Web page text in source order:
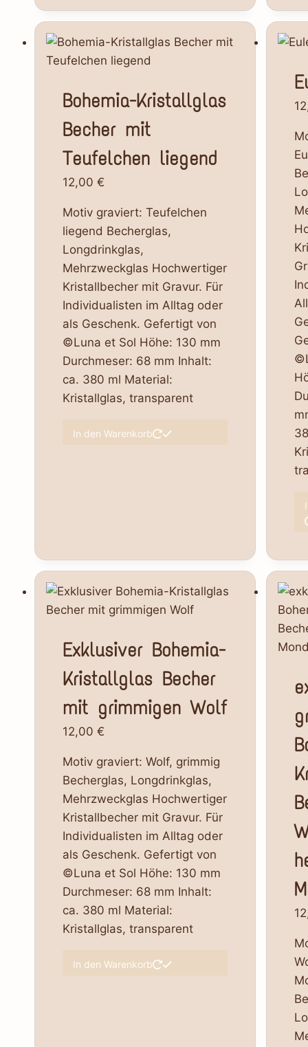
Bohemia-Kristallglas
Becher mit
Teufelchen liegend
12,00 €
Motiv graviert: Teufelchen
liegend Becherglas,
Longdrinkglas,
Mehrzweckglas Hochwertiger
Kristallbecher mit Gravur. Für
Individualisten im Alltag oder
als Geschenk. Gefertigt von
©Luna et Sol Höhe: 130 mm
Durchmeser: 68 mm Inhalt:
ca. 380 ml Material:
Kristallglas, transparent
In den Warenkorb
Exklusiver Bohemia-
Kristallglas Becher
mit grimmigen Wolf
12,00 €
Motiv graviert: Wolf, grimmig
Becherglas, Longdrinkglas,
Mehrzweckglas Hochwertiger
Kristallbecher mit Gravur. Für
Individualisten im Alltag oder
als Geschenk. Gefertigt von
©Luna et Sol Höhe: 130 mm
Durchmeser: 68 mm Inhalt:
ca. 380 ml Material:
Kristallglas, transparent
In den Warenkorb